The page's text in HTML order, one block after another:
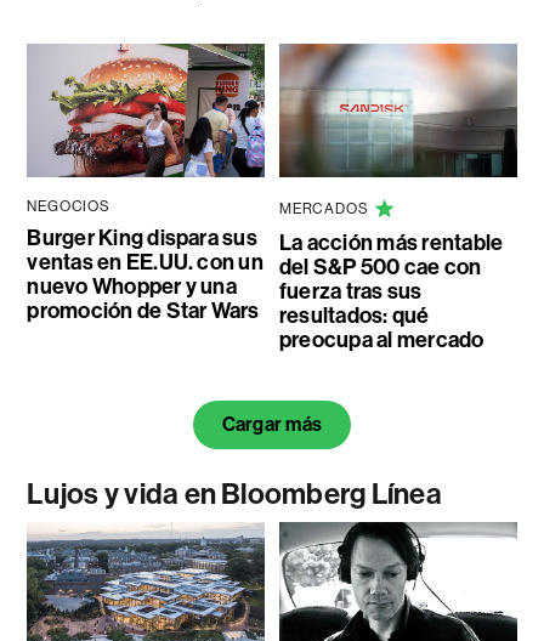
NEGOCIOS
Burger King dispara sus
ventas en EE.UU. con un
nuevo Whopper y una
promoción de Star Wars
MERCADOS
La acción más rentable
del S&P 500 cae con
fuerza tras sus
resultados: qué
preocupa al mercado
Cargar más
Lujos y vida en Bloomberg Línea